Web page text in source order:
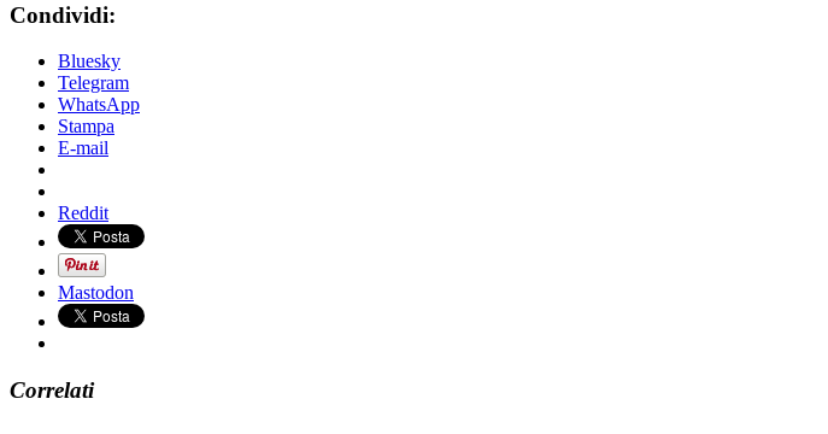
Condividi:
Bluesky
Telegram
WhatsApp
Stampa
E-mail
Reddit
Mastodon
Correlati